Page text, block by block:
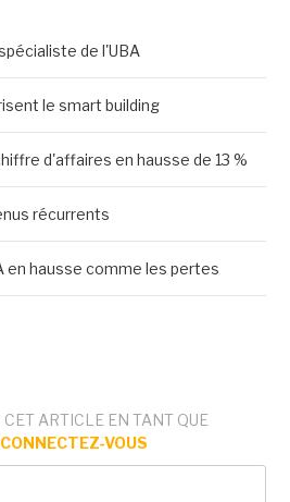
de l'UBA
le smart building
d'affaires en hausse de 13 %
récurrents
en hausse comme les pertes
ARTICLE EN TANT QUE
CONNECTEZ-VOUS